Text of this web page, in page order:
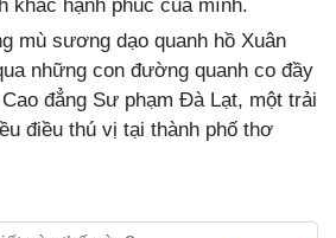
khắc hạnh phúc của mình.
mù sương dạo quanh hồ Xuân
những con đường quanh co đầy
đẳng Sư phạm Đà Lạt, một trải
điều thú vị tại thành phố thơ